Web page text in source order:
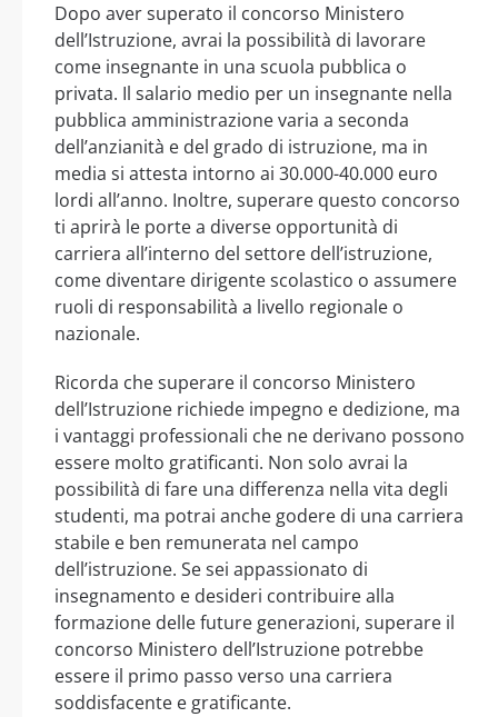
Dopo aver superato il concorso Ministero
dell’Istruzione, avrai la possibilità di lavorare
come insegnante in una scuola pubblica o
privata. Il salario medio per un insegnante nella
pubblica amministrazione varia a seconda
dell’anzianità e del grado di istruzione, ma in
media si attesta intorno ai 30.000-40.000 euro
lordi all’anno. Inoltre, superare questo concorso
ti aprirà le porte a diverse opportunità di
carriera all’interno del settore dell’istruzione,
come diventare dirigente scolastico o assumere
ruoli di responsabilità a livello regionale o
nazionale.
Ricorda che superare il concorso Ministero
dell’Istruzione richiede impegno e dedizione, ma
i vantaggi professionali che ne derivano possono
essere molto gratificanti. Non solo avrai la
possibilità di fare una differenza nella vita degli
studenti, ma potrai anche godere di una carriera
stabile e ben remunerata nel campo
dell’istruzione. Se sei appassionato di
insegnamento e desideri contribuire alla
formazione delle future generazioni, superare il
concorso Ministero dell’Istruzione potrebbe
essere il primo passo verso una carriera
soddisfacente e gratificante.